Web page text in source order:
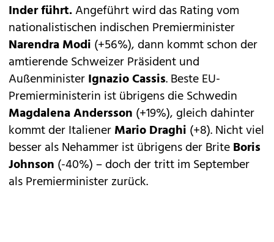
Inder führt.Angeführt wird das Rating vom
nationalistischen indischen Premierminister
Narendra Modi (+56%), dann kommt schon der
amtierende Schweizer Präsident und
AußenministerIgnazio Cassis. Beste EU-
Premierministerin ist übrigens die Schwedin
Magdalena Andersson (+19%), gleich dahinter
kommt der ItalienerMario Draghi (+8). Nicht viel
besser als Nehammer ist übrigens der BriteBoris
Johnson (-40%) – doch der tritt im September
als Premierminister zurück.